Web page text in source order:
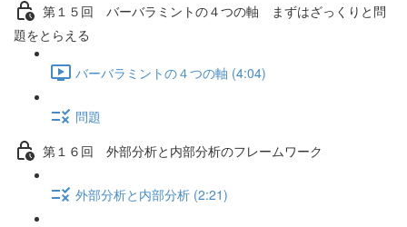
第１５回 バーバラミントの４つの軸 まずはざっくりと問
題をとらえる
バーバラミントの４つの軸 (4:04)
問題
第１６回 外部分析と内部分析のフレームワーク
外部分析と内部分析 (2:21)